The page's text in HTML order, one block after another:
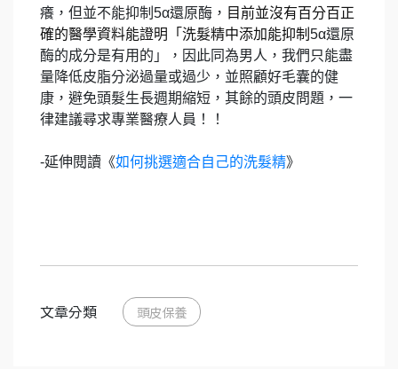
癢，但並不能抑制5α還原酶， 目前並沒有百分百正
確的醫學資料能證明「洗髮精中添加能抑制 5α還原
酶的成分是有用的」，因此同為男人，我們只能盡
量降低皮脂分泌過量或過少，並照顧好毛囊的健
康，避免頭髮生長週期縮短，其餘的頭皮問題，一
律建議尋求專業醫療人員！！
-延伸閱讀《如何挑選適合自己的洗髮精》
文章分類 頭皮保養